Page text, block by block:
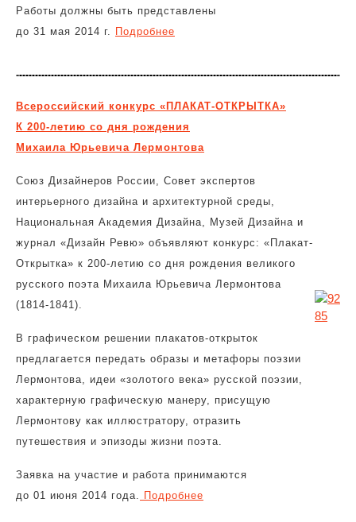
Работы должны быть представлены
до 31 мая 2014 г. Подробнее
Всероссийский конкурс «ПЛАКАТ-ОТКРЫТКА»
К 200-летию со дня рождения
Михаила Юрьевича Лермонтова
Союз Дизайнеров России, Совет экспертов
интерьерного дизайна и архитектурной среды,
Национальная Академия Дизайна, Музей Дизайна и
журнал «Дизайн Ревю» объявляют конкурс: «Плакат-
Открытка» к 200-летию со дня рождения великого
русского поэта Михаила Юрьевича Лермонтова
(1814-1841).
В графическом решении плакатов-открыток
предлагается передать образы и метафоры поэзии
Лермонтова, идеи «золотого века» русской поэзии,
характерную графическую манеру, присущую
Лермонтову как иллюстратору, отразить
путешествия и эпизоды жизни поэта.
Заявка на участие и работа принимаются
до 01 июня 2014 года. Подробнее